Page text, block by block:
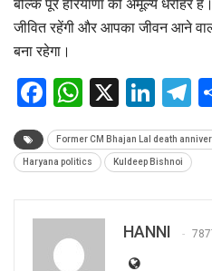
बल्कि पूरे हरियाणा की अमूल्य धरोहर
जीवित रहेंगी और आपका जीवन आने
बना रहेगा।
Facebook
X
Former CM Bhajan Lal death
Haryana politics Kuldeep Bishnoi
HANNI